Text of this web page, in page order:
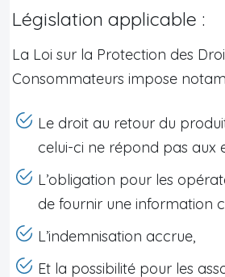
Législation applicable :
La Loi sur la Protection des
Consommateurs impose
Le droit au retour du
celui-ci ne répond pas aux
L’obligation pour les
de fournir une information
L’indemnisation accrue,
Et la possibilité pour les